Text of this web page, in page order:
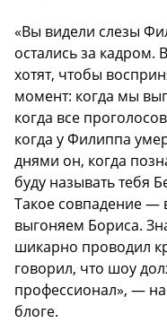
«Вы видели слезы
остались за кадром.
хотят, чтобы
момент: когда мы
когда все
когда у Филиппа
днями он, когда
буду называть тебя
Такое совпадение —
выгоняем Бориса.
шикарно проводил
говорил, что шоу
профессионал», —
блоге.